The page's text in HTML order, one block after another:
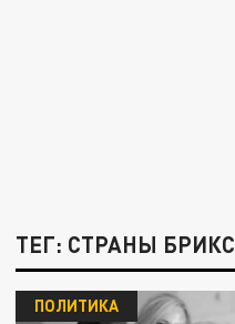
ТЕГ: СТРАНЫ БРИКС
ПОЛИТИКА